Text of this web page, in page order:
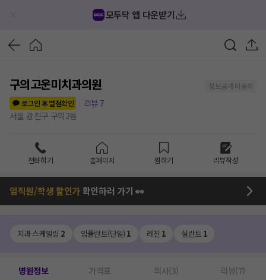
모두닥 앱 다운받기
구의고운미치과의원
정보공개 미동의
로그인 후 별점확인
리뷰 7
서울 광진구 구의2동
전화하기 홈페이지 찜하기 리뷰작성
임직원/학생 할인가확인하러 가기 👀
치과 스케일링 2 임플란트(단일) 1 레진 1 실란트 1
병원정보 가격표 의사(3) 리뷰(7)